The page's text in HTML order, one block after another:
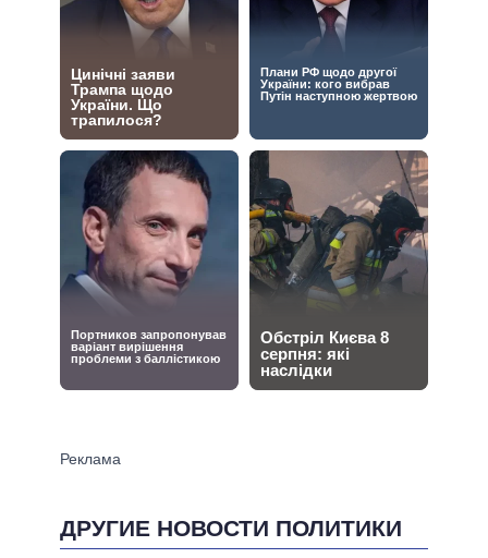
ДРУГИЕ НОВОСТИ ПОЛИТИКИ